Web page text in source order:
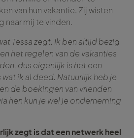
van hun vakantie. Zij wisten
naar mij te vinden.
Tessa zegt. Ik ben altijd bezig
het regelen van de vakanties
dus eigenlijk is het een
ik al deed. Natuurlijk heb je
de boekingen van vrienden
hen kun je wel je onderneming
zegt is dat een netwerk heel